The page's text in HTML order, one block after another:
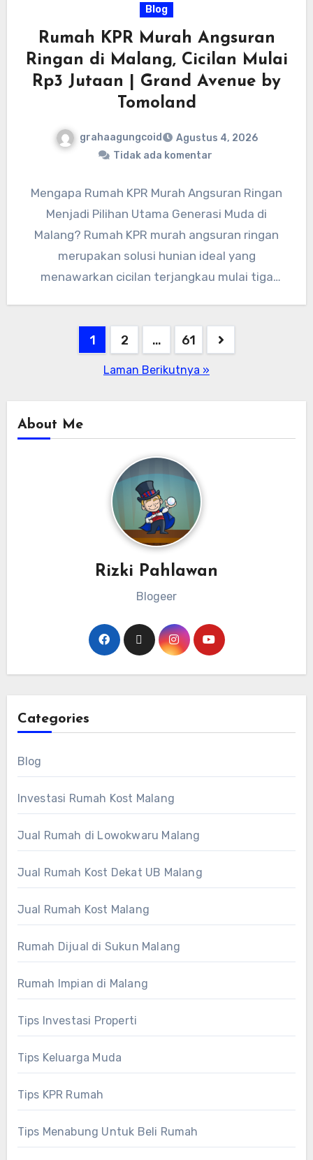
Blog
Rumah KPR Murah Angsuran
Ringan di Malang, Cicilan Mulai
Rp3 Jutaan | Grand Avenue by
Tomoland
grahaagungcoid
Agustus 4, 2026
Tidak ada komentar
Mengapa Rumah KPR Murah Angsuran Ringan
Menjadi Pilihan Utama Generasi Muda di
Malang? Rumah KPR murah angsuran ringan
merupakan solusi hunian ideal yang
menawarkan cicilan terjangkau mulai tiga
1 2 … 61
Laman Berikutnya »
About Me
Rizki Pahlawan
Blogeer
Categories
Blog
Investasi Rumah Kost Malang
Jual Rumah di Lowokwaru Malang
Jual Rumah Kost Dekat UB Malang
Jual Rumah Kost Malang
Rumah Dijual di Sukun Malang
Rumah Impian di Malang
Tips Investasi Properti
Tips Keluarga Muda
Tips KPR Rumah
Tips Menabung Untuk Beli Rumah